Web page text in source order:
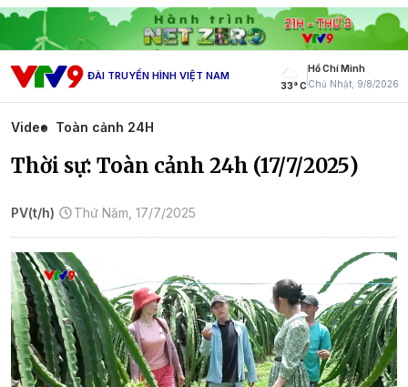
ĐÀI TRUYỀN HÌNH VIỆT NAM
33° C
Hồ Chí Minh
Chủ Nhật, 9/8/2026
Video Toàn cảnh 24H
Thời sự: Toàn cảnh 24h (17/7/2025)
PV(t/h) Thứ Năm, 17/7/2025